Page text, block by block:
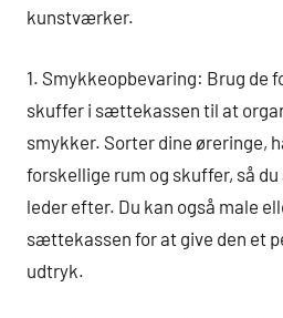
kunstværker.
1. Smykkeopbevaring: Brug de
skuffer i sættekassen til at
smykker. Sorter dine øreringe,
forskellige rum og skuffer, så
leder efter. Du kan også male
sættekassen for at give den et
udtryk.